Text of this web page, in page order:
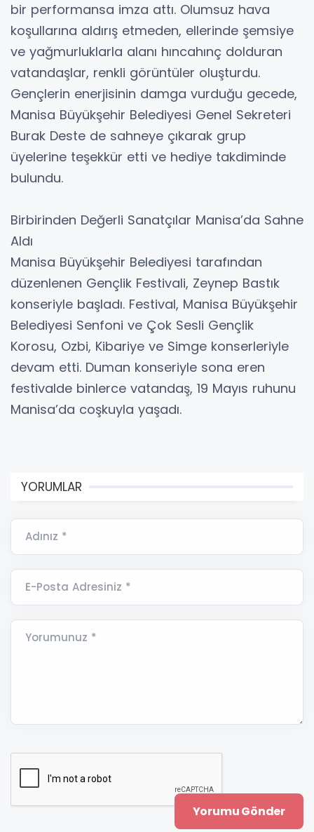
bir performansa imza attı. Olumsuz hava
koşullarına aldırış etmeden, ellerinde şemsiye
ve yağmurluklarla alanı hıncahınç dolduran
vatandaşlar, renkli görüntüler oluşturdu.
Gençlerin enerjisinin damga vurduğu gecede,
Manisa Büyükşehir Belediyesi Genel Sekreteri
Burak Deste de sahneye çıkarak grup
üyelerine teşekkür etti ve hediye takdiminde
bulundu.
Birbirinden Değerli Sanatçılar Manisa’da Sahne
Aldı
Manisa Büyükşehir Belediyesi tarafından
düzenlenen Gençlik Festivali, Zeynep Bastık
konseriyle başladı. Festival, Manisa Büyükşehir
Belediyesi Senfoni ve Çok Sesli Gençlik
Korosu, Ozbi, Kibariye ve Simge konserleriyle
devam etti. Duman konseriyle sona eren
festivalde binlerce vatandaş, 19 Mayıs ruhunu
Manisa’da coşkuyla yaşadı.
YORUMLAR
Adınız *
E-Posta Adresiniz *
Yorumunuz *